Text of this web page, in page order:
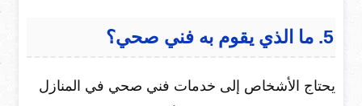
5. ما الذي يقوم به فني صحي؟
يحتاج الأشخاص إلى خدمات فني صحي في المنازل